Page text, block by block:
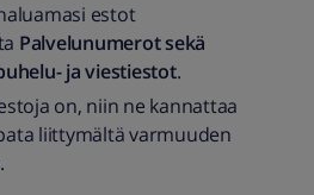
estot
Palvelunumerot sekä
ja viestiestot.
on, niin ne kannattaa
liittymältä varmuuden